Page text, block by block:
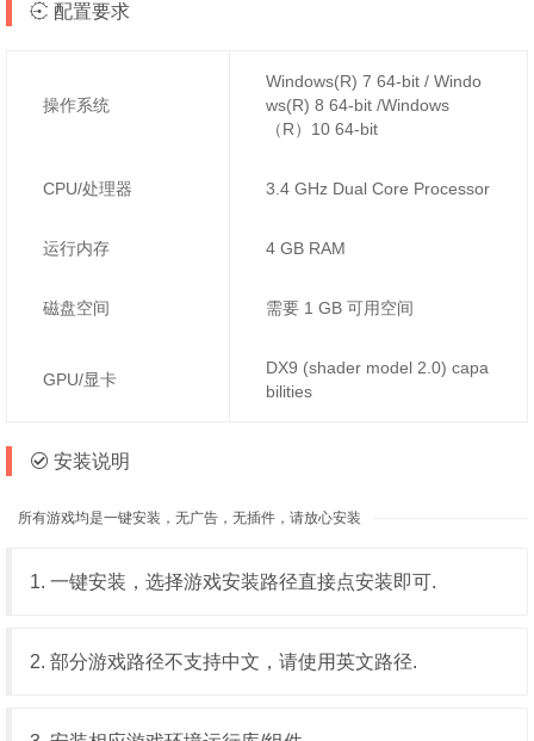
配置要求
操作系统
Windows(R) 7 64-bit / Windo
ws(R) 8 64-bit /Windows
（R）10 64-bit
CPU/处理器 3.4 GHz Dual Core Processor
运行内存 4 GB RAM
磁盘空间 需要 1 GB 可用空间
GPU/显卡
DX9 (shader model 2.0) capa
bilities
安装说明
所有游戏均是一键安装，无广告，无插件，请放心安装
1. 一键安装，选择游戏安装路径直接点安装即可.
2. 部分游戏路径不支持中文，请使用英文路径.